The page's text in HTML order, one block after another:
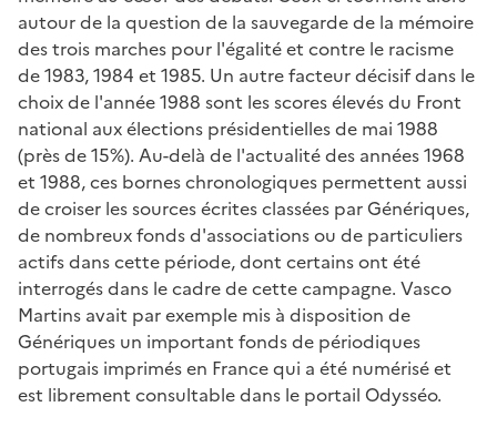
autour de la question de la sauvegarde de la mémoire
des trois marches pour l'égalité et contre le racisme
de 1983, 1984 et 1985. Un autre facteur décisif dans le
choix de l'année 1988 sont les scores élevés du Front
national aux élections présidentielles de mai 1988
(près de 15%). Au-delà de l'actualité des années 1968
et 1988, ces bornes chronologiques permettent aussi
de croiser les sources écrites classées par Génériques,
de nombreux fonds d'associations ou de particuliers
actifs dans cette période, dont certains ont été
interrogés dans le cadre de cette campagne. Vasco
Martins avait par exemple mis à disposition de
Génériques un important fonds de périodiques
portugais imprimés en France qui a été numérisé et
est librement consultable dans le portail Odysséo.